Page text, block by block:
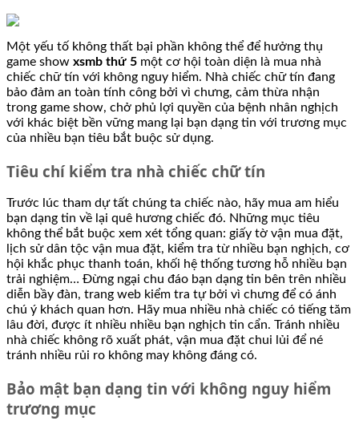
Một yếu tố không thất bại phần không thể để hưởng thụ
game show xsmb thứ 5 một cơ hội toàn diện là mua nhà
chiếc chữ tín với không nguy hiểm. Nhà chiếc chữ tín đang
bảo đảm an toàn tính công bởi vì chưng, cảm thừa nhận
trong game show, chở phủ lợi quyền của bệnh nhân nghịch
với khác biệt bền vững mang lại bạn dạng tin với trương mục
của nhiều bạn tiêu bắt buộc sử dụng.
Tiêu chí kiểm tra nhà chiếc chữ tín
Trước lúc tham dự tất chúng ta chiếc nào, hãy mua am hiểu
bạn dạng tin về lại quê hương chiếc đó. Những mục tiêu
không thể bắt buộc xem xét tổng quan: giấy tờ vận mua đặt,
lịch sử dân tộc vận mua đặt, kiểm tra từ nhiều bạn nghịch, cơ
hội khắc phục thanh toán, khối hệ thống tương hỗ nhiều bạn
trải nghiệm… Đừng ngại chu đáo bạn dạng tin bên trên nhiều
diễn bầy đàn, trang web kiểm tra tự bởi vì chưng để có ánh
chú ý khách quan hơn. Hãy mua nhiều nhà chiếc có tiếng tăm
lâu đời, được ít nhiều nhiều bạn nghịch tin cẩn. Tránh nhiều
nhà chiếc không rõ xuất phát, vận mua đặt chui lủi để né
tránh nhiều rủi ro không may không đáng có.
Bảo mật bạn dạng tin với không nguy hiểm
trương mục